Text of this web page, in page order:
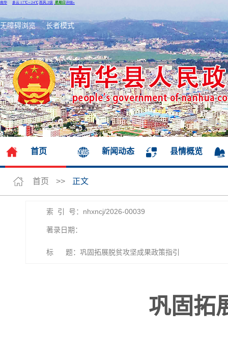
无障碍浏览 长者模式
首页 新闻动态 县情概览
首页 >> 正文
索 引 号：nhxncj/2026-00039
著录日期：
标 题：巩固拓展脱贫攻坚成果政策指引
巩固拓